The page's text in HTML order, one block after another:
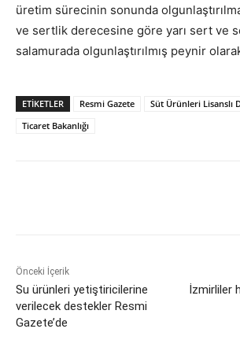
üretim sürecinin sonunda
ve sertlik derecesine göre yarı sert ve
salamurada olgunlaştırılmış peynir
ETİKETLER Resmi Gazete
Süt Ürünleri Lisanslı
Ticaret Bakanlığı
Önceki İçerik
Su ürünleri yetiştiricilerine
verilecek destekler Resmi
Gazete’de
İzmirliler